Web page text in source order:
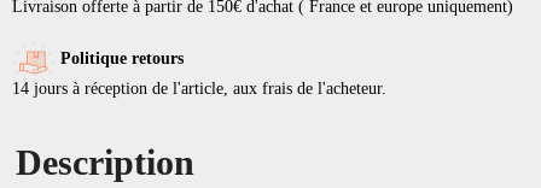
Livraison offerte à partir de 150€ d'achat ( France et europe uniquement)
Politique retours
14 jours à réception de l'article, aux frais de l'acheteur.
Description